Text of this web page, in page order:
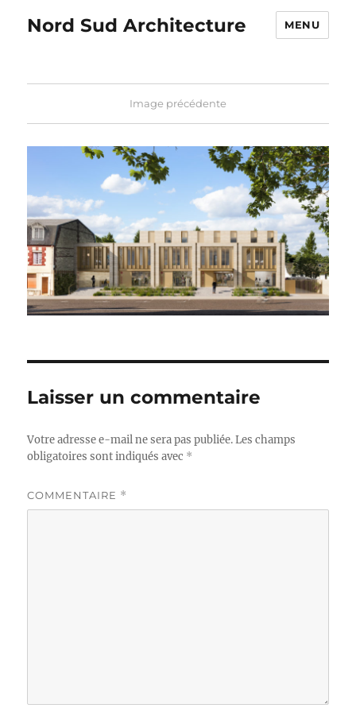
Nord Sud Architecture MENU
Image précédente
Laisser un commentaire
Votre adresse e-mail ne sera pas publiée. Les champs
obligatoires sont indiqués avec *
COMMENTAIRE *